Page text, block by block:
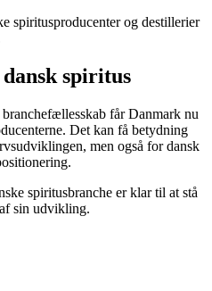
spiritusproducenter og destillerier
spiritus
får Danmark nu
Det kan få betydning
men også for dansk
spiritusbranche er klar til at stå
sin udvikling.